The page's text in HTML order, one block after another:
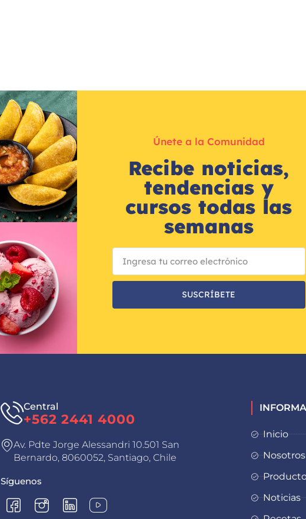
Únete a la Comunidad
Recibe noticias,
tendencias y
cursos todas las
semanas
SUSCRÍBETE
Central
+562 2441 4000
Av. Pdte Jorge Alessandri 10.501 San
Bernardo, 8060052, Santiago, Chile
Síguenos
Inicio
Nosotros
Noticias